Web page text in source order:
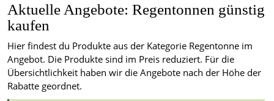
Aktuelle Angebote: Regentonnen günstig
kaufen
Hier findest du Produkte aus der Kategorie Regentonne im
Angebot. Die Produkte sind im Preis reduziert. Für die
Übersichtlichkeit haben wir die Angebote nach der Höhe der
Rabatte geordnet.